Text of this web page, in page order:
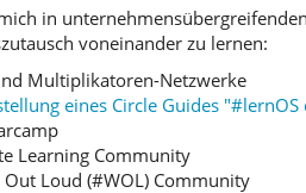
in
voneinander zu lernen:
Multiplikatoren-Netzwerke
eines Circle Guides
Learning Community
Loud (#WOL) Community